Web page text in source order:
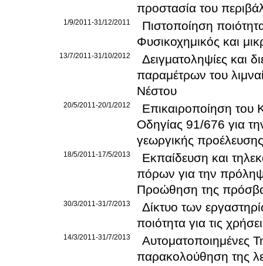
προστασία του
1/9/2011-31/12/2011
Πιστοποίηση
Φυσικοχημικός και
13/7/2011-31/10/2012
Δειγματοληψίες και
παραμέτρων του
Νέστου
20/5/2011-20/1/2012
Επικαιροποίηση του
Οδηγίας 91/676 για
γεωργικής προέλευσης
18/5/2011-17/5/2013
Εκπαίδευση και
πόρων για την
Προώθηση της
30/3/2011-31/7/2013
Δίκτυο των
ποιότητα για τις
14/3/2011-31/7/2013
Αυτοματοποιημένες
παρακολούθηση της